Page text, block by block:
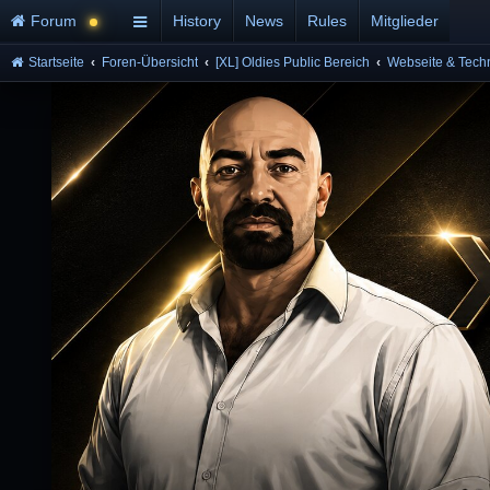
Forum History News Rules Mitglieder
Startseite Foren-Übersicht [XL] Oldies Public Bereich Webseite &